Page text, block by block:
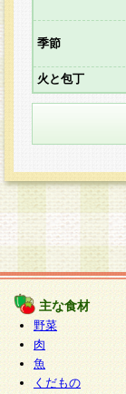
季節
火と包丁
主な食材
野菜
肉
魚
くだもの